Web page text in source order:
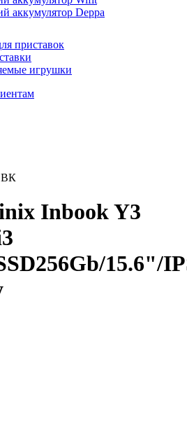
аккумулятор Deppa
приставок
игрушки
ВК
Inbook Y3
15.6"/